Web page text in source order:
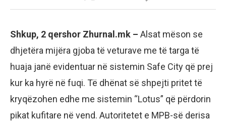
Shkup, 2 qershor Zhurnal.mk – Alsat mëson se
dhjetëra mijëra gjoba të veturave me të targa të
huaja janë evidentuar në sistemin Safe City që prej
kur ka hyrë në fuqi. Të dhënat së shpejti pritet të
kryqëzohen edhe me sistemin “Lotus” që përdorin
pikat kufitare në vend. Autoritetet e MPB-së derisa